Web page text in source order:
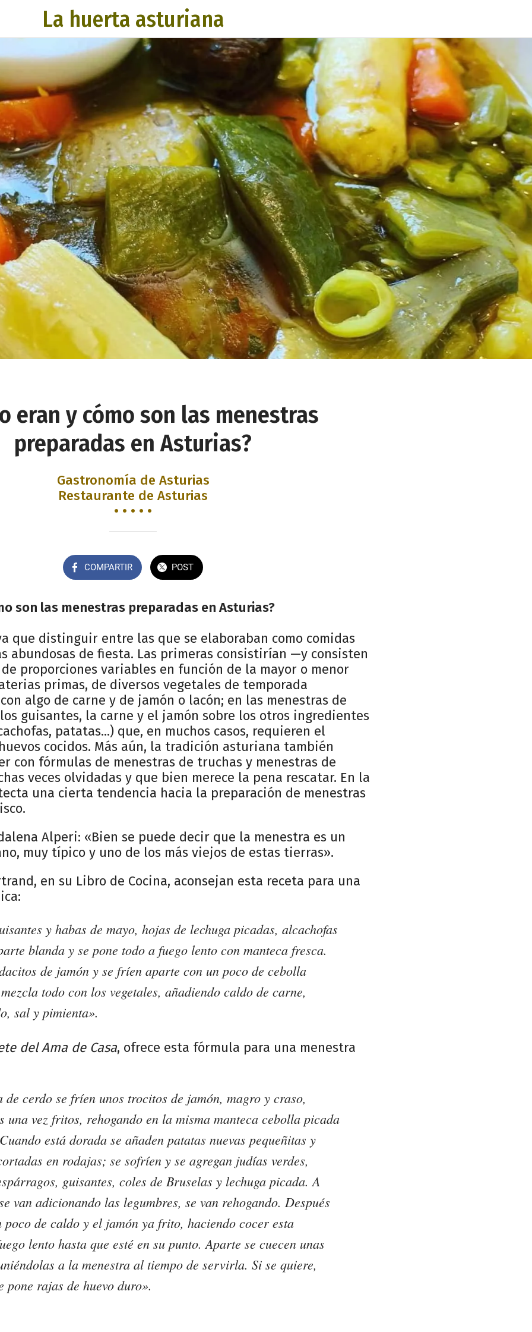
La huerta asturiana
eran y cómo son las menestras
preparadas en Asturias?
Gastronomía de Asturias
Restaurante de Asturias
• • • • •
COMPARTIR POST
son las menestras preparadas en Asturias?
que distinguir entre las que se elaboraban como comidas
abundosas de fiesta. Las primeras consistirían —y consisten
proporciones variables en función de la mayor o menor
primas, de diversos vegetales de temporada
algo de carne y de jamón o lacón; en las menestras de
guisantes, la carne y el jamón sobre los otros ingredientes
patatas...) que, en muchos casos, requieren el
cocidos. Más aún, la tradición asturiana también
con fórmulas de menestras de truchas y menestras de
veces olvidadas y que bien merece la pena rescatar. En la
una cierta tendencia hacia la preparación de menestras
Alperi: «Bien se puede decir que la menestra es un
muy típico y uno de los más viejos de estas tierras».
en su Libro de Cocina, aconsejan esta receta para una
y habas de mayo, hojas de lechuga picadas, alcachofas
blanda y se pone todo a fuego lento con manteca fresca.
de jamón y se fríen aparte con un poco de cebolla
todo con los vegetales, añadiendo caldo de carne,
sal y pimienta».
del Ama de Casa, ofrece esta fórmula para una menestra
de cerdo se fríen unos trocitos de jamón, magro y craso,
una vez fritos, rehogando en la misma manteca cebolla picada
está dorada se añaden patatas nuevas pequeñitas y
en rodajas; se sofríen y se agregan judías verdes,
guisantes, coles de Bruselas y lechuga picada. A
van adicionando las legumbres, se van rehogando. Después
poco de caldo y el jamón ya frito, haciendo cocer esta
lento hasta que esté en su punto. Aparte se cuecen unas
a la menestra al tiempo de servirla. Si se quiere,
pone rajas de huevo duro».